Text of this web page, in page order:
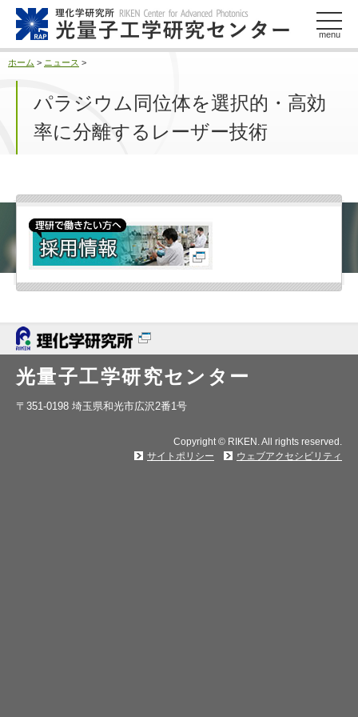
menu
ホーム > ニュース >
パラジウム同位体を選択的・高効
率に分離するレーザー技術
光量子工学研究センター
〒351-0198 埼玉県和光市広沢2番1号
Copyright © RIKEN. All rights reserved.
サイトポリシー
ウェブアクセシビリティ